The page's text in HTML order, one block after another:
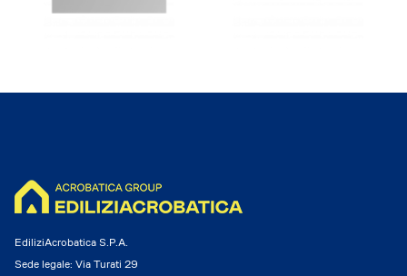
EdiliziAcrobatica S.P.A.
Sede legale: Via Turati 29